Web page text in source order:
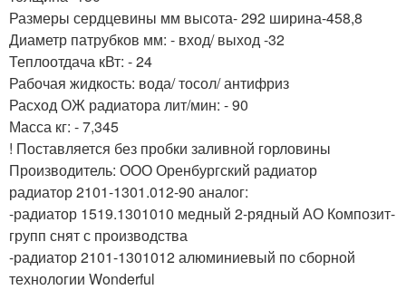
Размеры сердцевины мм высота- 292 ширина-458,8
Диаметр патрубков мм: - вход/ выход -32
Теплоотдача кВт: - 24
Рабочая жидкость: вода/ тосол/ антифриз
Расход ОЖ радиатора лит/мин: - 90
Масса кг: - 7,345
! Поставляется без пробки заливной горловины
Производитель: ООО Оренбургский радиатор
радиатор 2101-1301.012-90 аналог:
-радиатор 1519.1301010 медный 2-рядный АО Композит-
групп снят с производства
-радиатор 2101-1301012 алюминиевый по сборной
технологии Wonderful